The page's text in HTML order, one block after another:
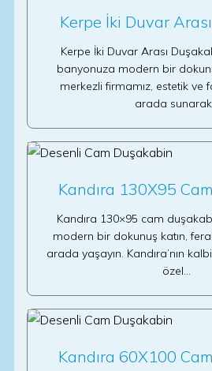
Kerpe İki Duvar
Kerpe İki Duvar Arası
banyonuza modern bir
merkezli firmamız, estetik ve
arada
Kandıra 130X95
Kandıra 130×95 cam
modern bir dokunuş katın,
arada yaşayın. Kandıra’nın
özel…
Kandıra 60X100